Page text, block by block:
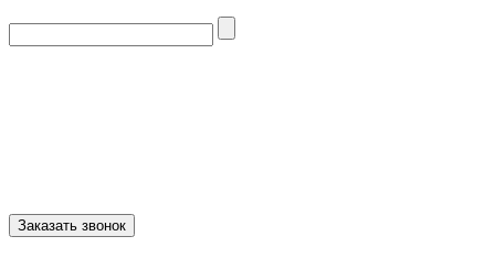
Заказать звонок